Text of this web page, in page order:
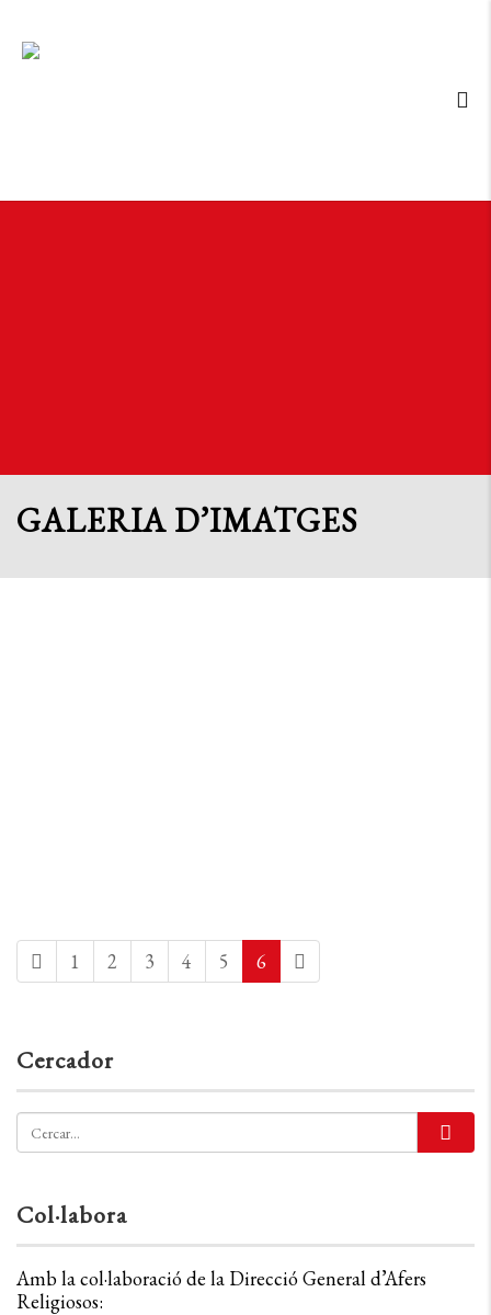
GALERIA D’IMATGES
1 2 3 4 5 6
Cercador
Col·labora
Amb la col·laboració de la Direcció General d’Afers
Religiosos: